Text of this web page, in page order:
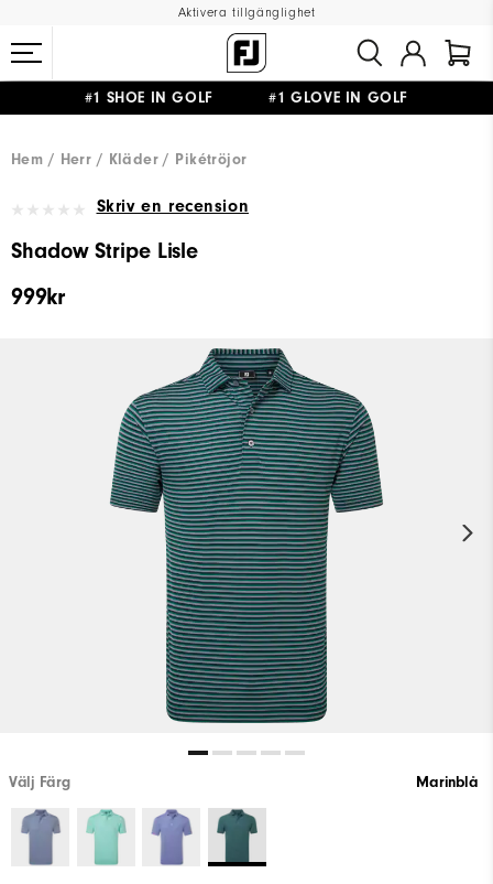
Aktivera tillgänglighet
#1 SHOE IN GOLF #1 GLOVE IN GOLF
Hem
Herr Kläder Pikétröjor
Skriv en recension
Shadow Stripe Lisle
999kr
Välj Färg Marinblå